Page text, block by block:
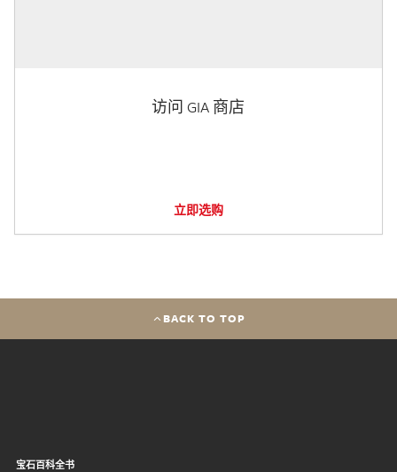
访问 GIA 商店
立即选购
BACK TO TOP
宝石百科全书